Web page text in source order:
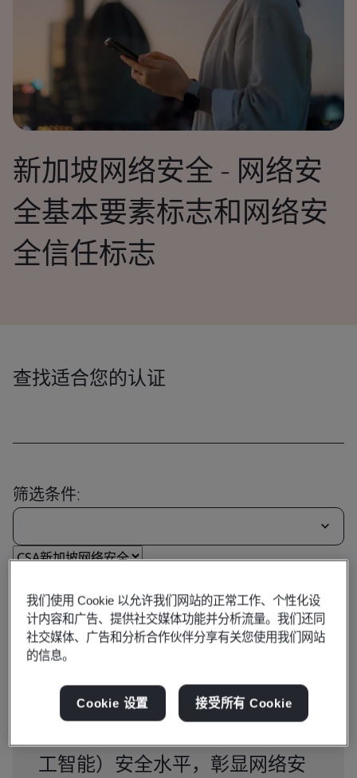
新加坡网络安全 - 网络安
全基本要素标志和网络安
全信任标志
查找适合您的认证
筛选条件:
工智能）安全水平，彰显网络安
我们使用 Cookie 以允许我们网站的正常工作、个性化设
计内容和广告、提供社交媒体功能并分析流量。我们还同
社交媒体、广告和分析合作伙伴分享有关您使用我们网站
的信息。
Cookie 设置 接受所有 Cookie